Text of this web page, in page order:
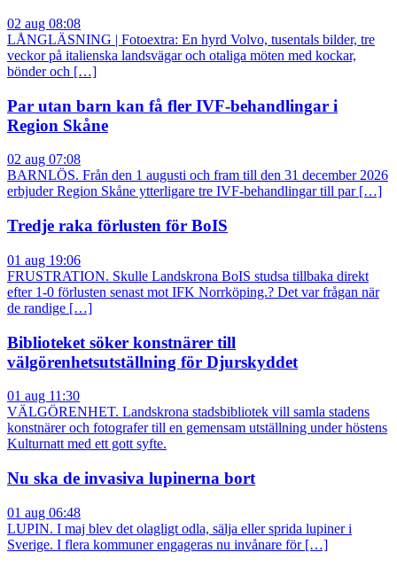
02 aug 08:08
LÅNGLÄSNING | Fotoextra: En hyrd Volvo, tusentals bilder, tre
veckor på italienska landsvägar och otaliga möten med kockar,
bönder och […]
Par utan barn kan få fler IVF-behandlingar i
Region Skåne
02 aug 07:08
BARNLÖS. Från den 1 augusti och fram till den 31 december 2026
erbjuder Region Skåne ytterligare tre IVF-behandlingar till par […]
Tredje raka förlusten för BoIS
01 aug 19:06
FRUSTRATION. Skulle Landskrona BoIS studsa tillbaka direkt
efter 1-0 förlusten senast mot IFK Norrköping.? Det var frågan när
de randige […]
Biblioteket söker konstnärer till
välgörenhetsutställning för Djurskyddet
01 aug 11:30
VÄLGÖRENHET. Landskrona stadsbibliotek vill samla stadens
konstnärer och fotografer till en gemensam utställning under höstens
Kulturnatt med ett gott syfte.
Nu ska de invasiva lupinerna bort
01 aug 06:48
LUPIN. I maj blev det olagligt odla, sälja eller sprida lupiner i
Sverige. I flera kommuner engageras nu invånare för […]